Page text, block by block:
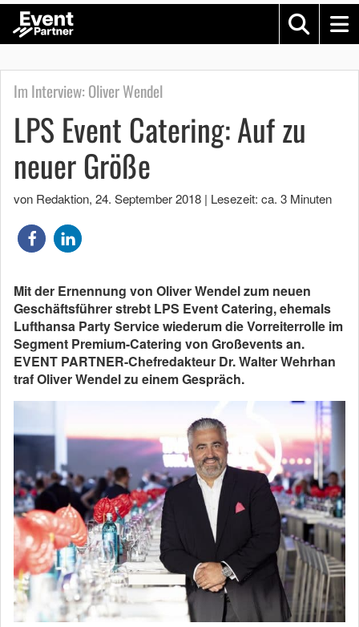
Im Interview: Oliver Wendel
LPS Event Catering: Auf zu
neuer Größe
von Redaktion, 24. September 2018 | Lesezeit: ca. 3 Minuten
Mit der Ernennung von Oliver Wendel zum neuen
Geschäftsführer strebt LPS Event Catering, ehemals
Lufthansa Party Service wiederum die Vorreiterrolle im
Segment Premium-Catering von Großevents an.
EVENT PARTNER-Chefredakteur Dr. Walter Wehrhan
traf Oliver Wendel zu einem Gespräch.